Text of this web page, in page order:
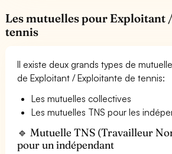
Les mutuelles pour Exploitant
tennis
Il existe deux grands types de
de Exploitant / Exploitante de tennis:
Les mutuelles collectives
Les mutuelles TNS pour les
🔹 Mutuelle TNS (Travailleur
pour un indépendant